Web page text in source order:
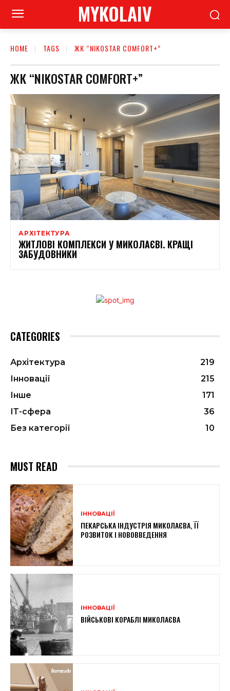
MYKOLAIV
HOME TAGS ЖК “NIKOSTAR COMFORT+”
ЖК “NIKOSTAR COMFORT+”
АРХІТЕКТУРА
ЖИТЛОВІ КОМПЛЕКСИ У МИКОЛАЄВІ. КРАЩІ
ЗАБУДОВНИКИ
CATEGORIES
Архітектура
219
Інновації
215
Інше
171
ІТ-сфера
36
Без категорії
10
MUST READ
ІННОВАЦІЇ
ПЕКАРСЬКА ІНДУСТРІЯ МИКОЛАЄВА, ЇЇ
РОЗВИТОК І НОВОВВЕДЕННЯ
ІННОВАЦІЇ
ВІЙСЬКОВІ КОРАБЛІ МИКОЛАЄВА